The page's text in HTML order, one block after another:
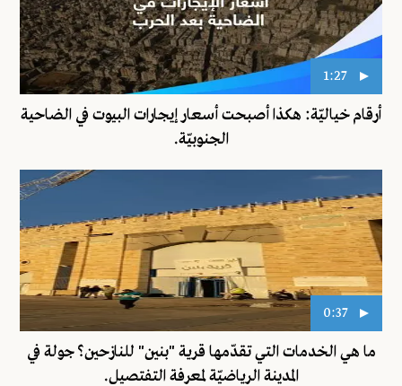
1:27
أرقام خياليّة: هكذا أصبحت أسعار إيجارات البيوت في الضاحية
الجنوبيّة.
0:37
ما هي الخدمات التي تقدّمها قرية "بنين" للنازحين؟ جولة في
المدينة الرياضيّة لمعرفة التفتصيل.